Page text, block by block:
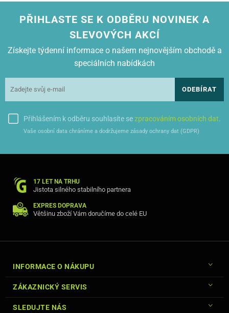
PŘIHLASTE SE K ODBĚRU NOVINEK A
SLEVOVÝCH AKCÍ
Získejte týdenní informace o našem nejnovějším obchodě a
speciálních nabídkách
ODEBÍRAT
Přihlášením k odběru souhlasíte sezpracováním osobních dat.
Vaše osobní data chráníme a dodržujeme zásady ochrany dat (GDPR)
17 LET NA TRHU
Jistota silného stabilního partnera
EXPRES DOPRAVA
Většinu zboží Vám doručíme do celé EU
INFORMACE O NÁKUPU
ZÁKAZNICKÝ SERVIS
SLEDUJTE NÁS